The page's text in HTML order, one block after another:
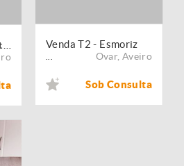
Venda T2 - Esmoriz
Ovar, Aveiro
Sob Consulta